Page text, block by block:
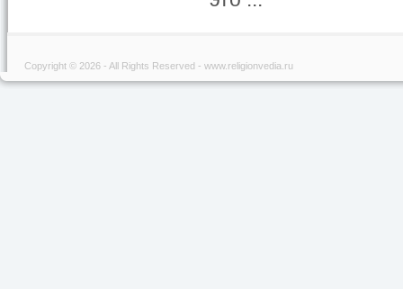
Copyright © 2026 - All Rights Reserved - www.religionvedia.ru